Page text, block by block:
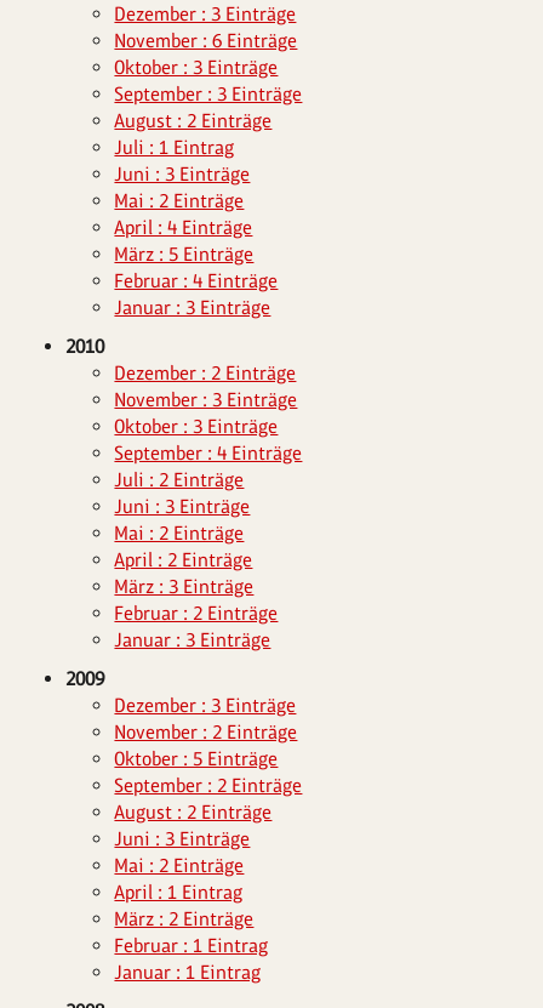
Dezember : 3 Einträge
November : 6 Einträge
Oktober : 3 Einträge
September : 3 Einträge
August : 2 Einträge
Juli : 1 Eintrag
Juni : 3 Einträge
Mai : 2 Einträge
April : 4 Einträge
März : 5 Einträge
Februar : 4 Einträge
Januar : 3 Einträge
2010
Dezember : 2 Einträge
November : 3 Einträge
Oktober : 3 Einträge
September : 4 Einträge
Juli : 2 Einträge
Juni : 3 Einträge
Mai : 2 Einträge
April : 2 Einträge
März : 3 Einträge
Februar : 2 Einträge
Januar : 3 Einträge
2009
Dezember : 3 Einträge
November : 2 Einträge
Oktober : 5 Einträge
September : 2 Einträge
August : 2 Einträge
Juni : 3 Einträge
Mai : 2 Einträge
April : 1 Eintrag
März : 2 Einträge
Februar : 1 Eintrag
Januar : 1 Eintrag